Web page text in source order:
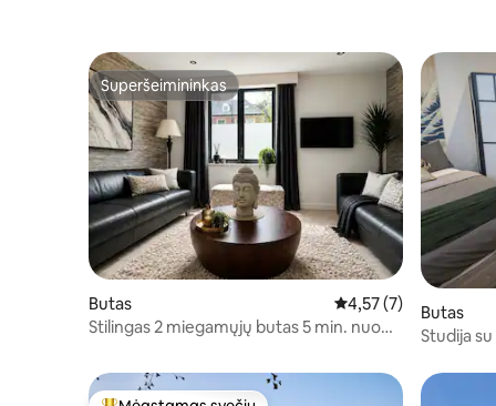
Superšeimininkas
Superšeimininkas
Butas Vidutinis įvertinimas:
4,57 (7)
Stilingas 2 miegamųjų butas 5 min. nuo
Butas
Studija